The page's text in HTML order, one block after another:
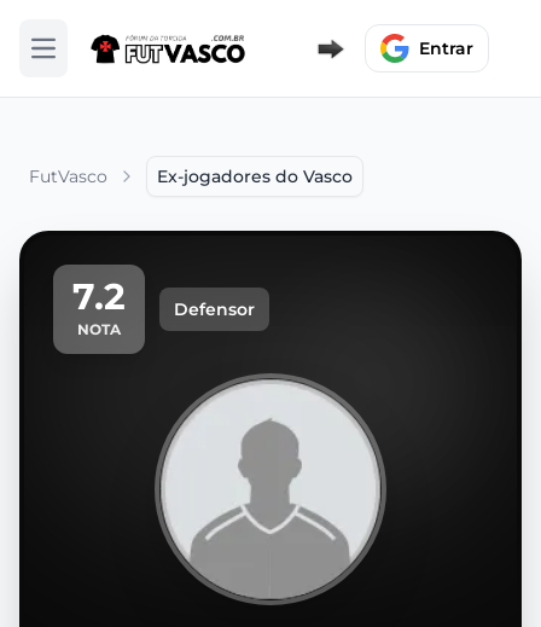
Abrir menu Entrar
FutVasco Ex-jogadores do Vasco
7.2
NOTA
Defensor